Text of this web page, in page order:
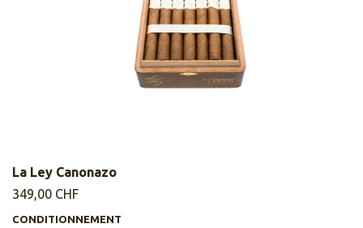
La Ley Canonazo
349,00 CHF
CONDITIONNEMENT